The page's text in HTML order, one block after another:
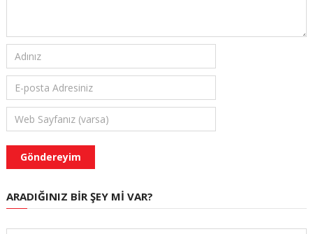
ARADIĞINIZ BIR ŞEY MI VAR?